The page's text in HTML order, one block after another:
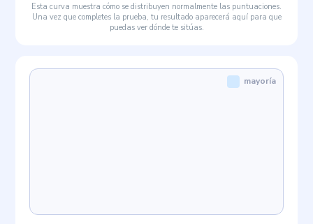
Esta curva muestra cómo se distribuyen normalmente las puntuaciones.
Una vez que completes la prueba, tu resultado aparecerá aquí para que
puedas ver dónde te sitúas.
mayoría